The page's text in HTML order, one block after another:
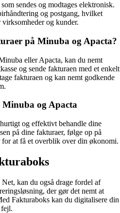
sendes og modtages elektronisk.
og postgang, hvilket
virksomheder og kunder.
på Minuba og Apacta?
eller Apacta, kan du nemt
og sende fakturaen med et enkelt
fakturaen og kan nemt godkende
og Apacta
og effektivt behandle dine
på dine fakturaer, følge op på
for at få et overblik over din økonomi.
kan du også drage fordel af
der gør det nemt at
Fakturaboks kan du digitalisere din